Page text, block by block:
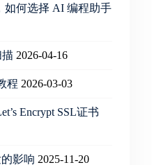
如何选择 AI 编程助手
2026-04-16
程 2026-03-03
Encrypt SSL证书
影响 2025-11-20